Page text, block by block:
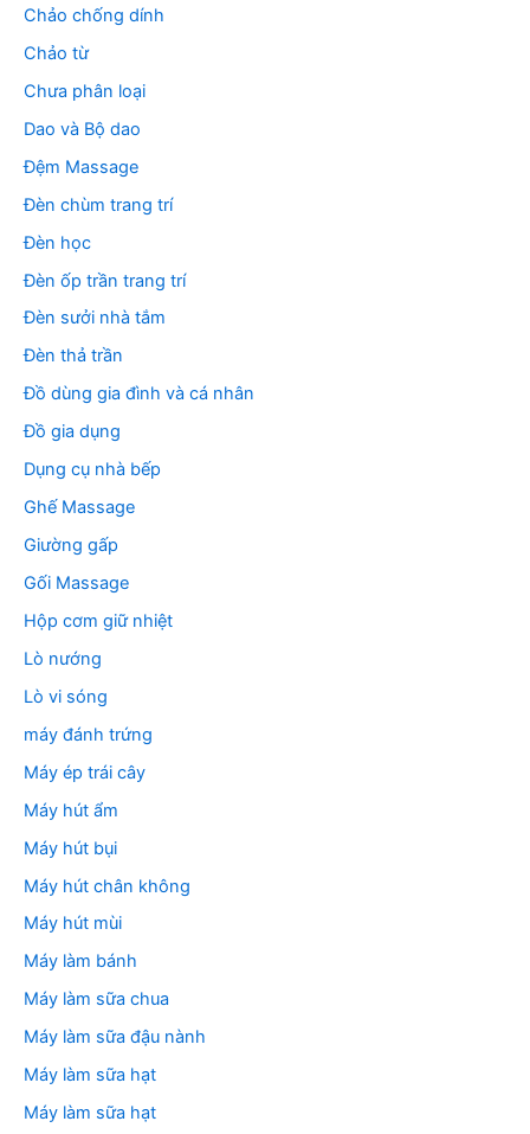
Chảo chống dính
Chảo từ
Chưa phân loại
Dao và Bộ dao
Đệm Massage
Đèn chùm trang trí
Đèn học
Đèn ốp trần trang trí
Đèn sưởi nhà tắm
Đèn thả trần
Đồ dùng gia đình và cá nhân
Đồ gia dụng
Dụng cụ nhà bếp
Ghế Massage
Giường gấp
Gối Massage
Hộp cơm giữ nhiệt
Lò nướng
Lò vi sóng
máy đánh trứng
Máy ép trái cây
Máy hút ẩm
Máy hút bụi
Máy hút chân không
Máy hút mùi
Máy làm bánh
Máy làm sữa chua
Máy làm sữa đậu nành
Máy làm sữa hạt
Máy làm sữa hạt